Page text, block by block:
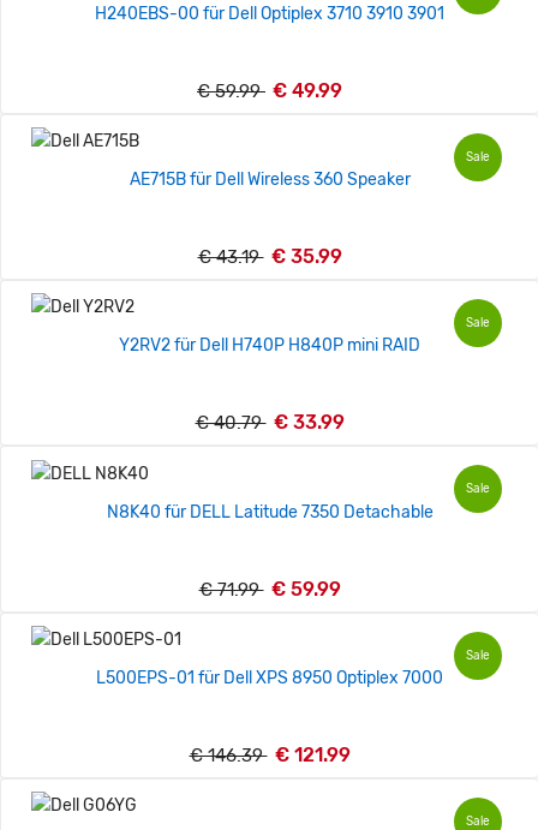
H240EBS-00 für Dell Optiplex 3710 3910 3901
€ 59.99 € 49.99
Sale
AE715B für Dell Wireless 360 Speaker
€ 43.19 € 35.99
Sale
Y2RV2 für Dell H740P H840P mini RAID
€ 40.79 € 33.99
Sale
N8K40 für DELL Latitude 7350 Detachable
€ 71.99 € 59.99
Sale
L500EPS-01 für Dell XPS 8950 Optiplex 7000
€ 146.39 € 121.99
Sale